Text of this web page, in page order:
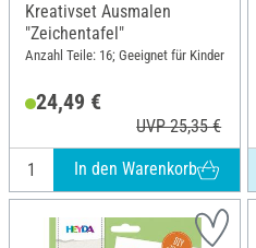
Kreativset Ausmalen
"Zeichentafel"
Anzahl Teile: 16; Geeignet für Kinder
24,49 €
UVP 25,35 €
In den Warenkorb